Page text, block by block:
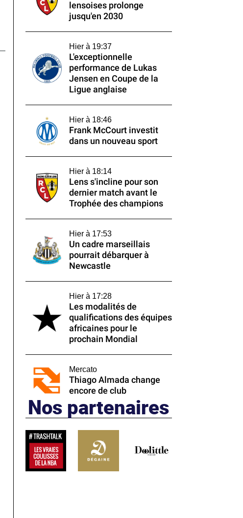
lensoises prolonge
jusqu'en 2030
Hier à 19:37
L'exceptionnelle
performance de Lukas
Jensen en Coupe de la
Ligue anglaise
Hier à 18:46
Frank McCourt investit
dans un nouveau sport
Hier à 18:14
Lens s'incline pour son
dernier match avant le
Trophée des champions
Hier à 17:53
Un cadre marseillais
pourrait débarquer à
Newcastle
Hier à 17:28
Les modalités de
qualifications des équipes
africaines pour le
prochain Mondial
Mercato
Thiago Almada change
encore de club
Nos partenaires